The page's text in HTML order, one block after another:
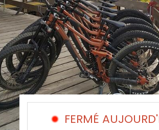
FERMÉ